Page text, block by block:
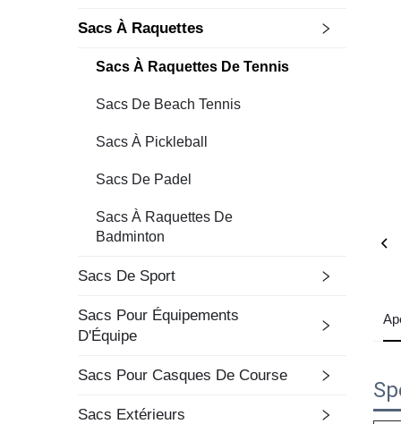
Sacs À Raquettes
Sacs À Raquettes De Tennis
Sacs De Beach Tennis
Sacs À Pickleball
Sacs De Padel
Sacs À Raquettes De
Badminton
Sacs De Sport
Sacs Pour Équipements
D'Équipe
Sacs Pour Casques De Course
Sacs Extérieurs